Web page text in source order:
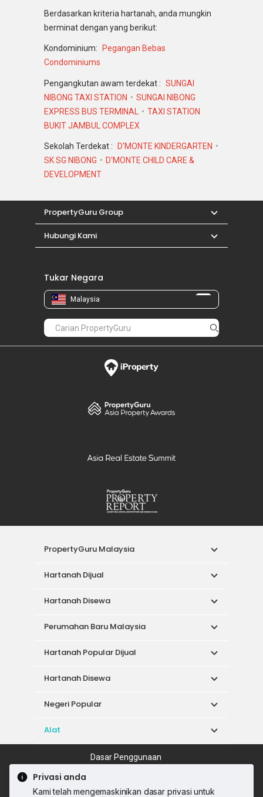
Privasi anda
Kami telah mengemaskinikan dasar privasi untuk
Berdasarkan kriteria hartanah, anda mungkin
berminat dengan yang berikut:
Kondominium:
Pegangan Bebas
Condominiums
Pengangkutan awam terdekat : SUNGAI
NIBONG TAXI STATION
SUNGAI NIBONG
EXPRESS BUS TERMINAL
TAXI STATION
BUKIT JAMBUL COMPLEX
Sekolah Terdekat :
D'MONTE KINDERGARTEN
SK SG NIBONG
D'MONTE CHILD CARE &
DEVELOPMENT
PropertyGuru Group
Hubungi Kami
Tukar Negara
Malaysia
PropertyGuru Malaysia
Hartanah Dijual
Hartanah Disewa
Perumahan Baru Malaysia
Hartanah Popular Dijual
Hartanah Disewa
Negeri Popular
Alat
Dasar Penggunaan
Syarat Perkhidmatan